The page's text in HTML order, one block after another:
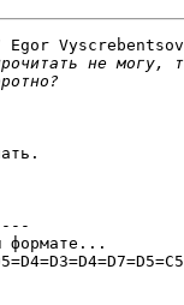
Egor
формате...